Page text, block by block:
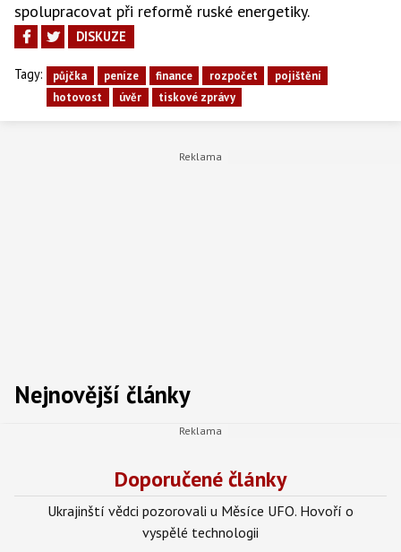
spolupracovat při reformě ruské energetiky.
DISKUZE
Tagy: půjčka peníze finance rozpočet
pojištění
hotovost
úvěr tiskové zprávy
Nejnovější články
Doporučené články
Ukrajinští vědci pozorovali u Měsíce UFO. Hovoří o
vyspělé technologii